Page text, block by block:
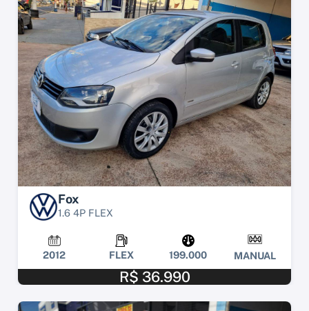
Fox
1.6 4P FLEX
2012 FLEX 199.000 MANUAL
R$ 36.990